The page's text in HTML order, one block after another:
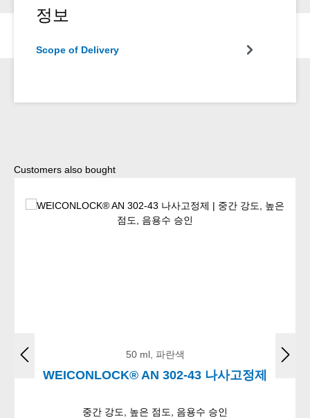
정보
Scope of Delivery
Skip product gallery
Customers also bought
50 ml, 파란색
WEICONLOCK® AN 302-43 나사고정제
중간 강도, 높은 점도, 음용수 승인